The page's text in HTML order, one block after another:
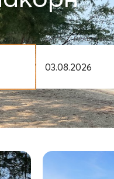
ДАТА ОТПРАВЛЕНИЯ